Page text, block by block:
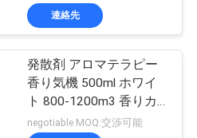
連絡先
発散剤 アロマテラピー
香り気機 500ml ホワイ
ト 800-1200m3 香りカ
バー
negotiable MOQ:交渉可能